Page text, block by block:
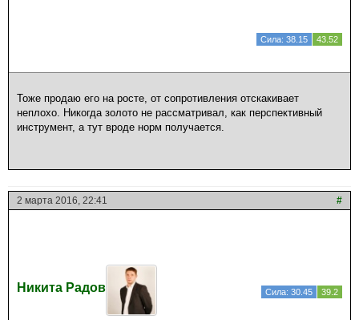
Сила: 38.15 43.52
Тоже продаю его на росте, от сопротивления отскакивает
неплохо. Никогда золото не рассматривал, как перспективный
инструмент, а тут вроде норм получается.
2 марта 2016, 22:41 #
Никита Радов Сила: 30.45 39.2